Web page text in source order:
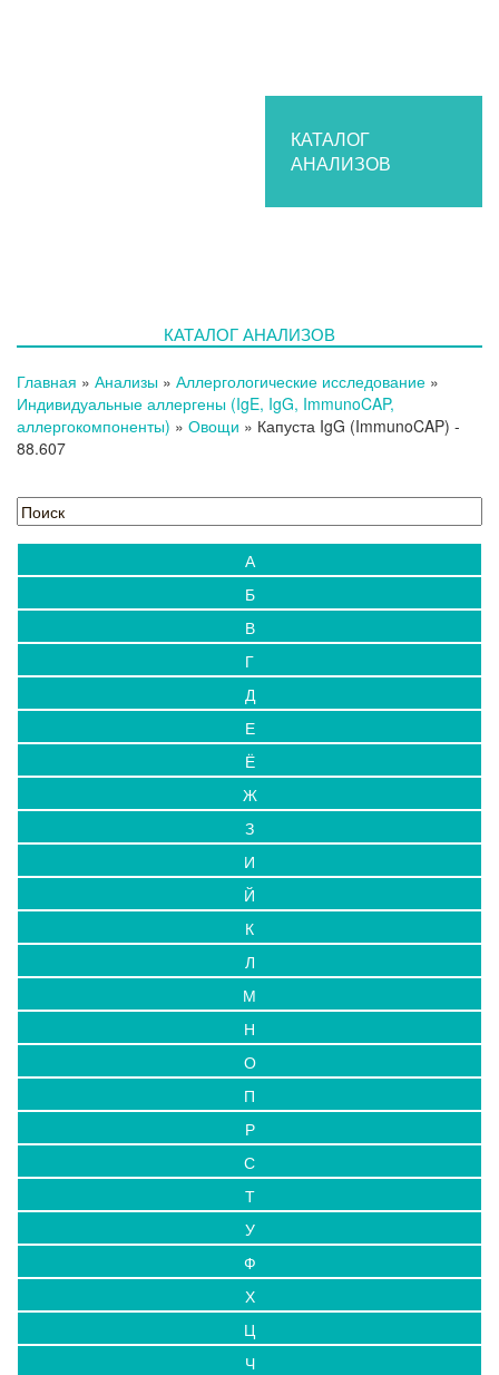
Структура лаборатории
Нормативные документы
Блог
Выезды на дом
Контакты
КАТАЛОГ
АНАЛИЗОВ
КАТАЛОГ АНАЛИЗОВ
Главная » Анализы » Аллергологические исследование »
Индивидуальные аллергены (IgE, IgG, ImmunoCAP,
аллергокомпоненты) » Овощи » Капуста IgG (ImmunoCAP) -
88.607
А
Б
В
Г
Д
Е
Ё
Ж
З
И
Й
К
Л
М
Н
О
П
Р
С
Т
У
Ф
Х
Ц
Ч